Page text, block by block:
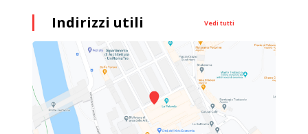
Indirizzi utili Vedi tutti